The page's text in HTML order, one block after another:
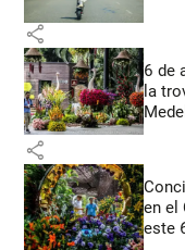
share
6 de
la
share
en el
este